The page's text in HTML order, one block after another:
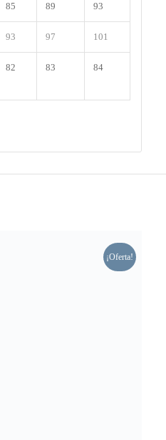
85 89 93
93 97 101
82 83 84
¡Oferta!